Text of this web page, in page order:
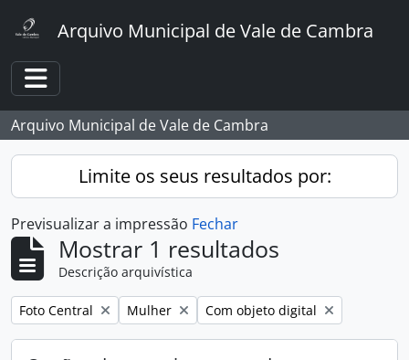
Arquivo Municipal de Vale de Cambra
Toggle navigation
Arquivo Municipal de Vale de Cambra
Limite os seus resultados por:
Previsualizar a impressão Fechar
Mostrar 1 resultados
Descrição arquivística
Remover filtro:
Foto Central Remover filtro:
Mulher Remover filtro:
Com objeto digital